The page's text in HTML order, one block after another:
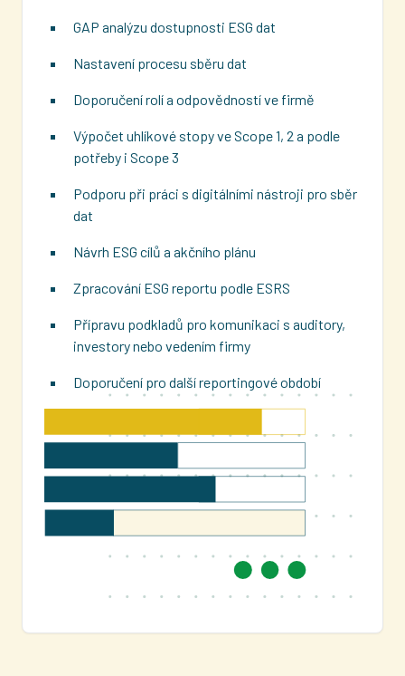
GAP analýzu dostupnosti ESG dat
Nastavení procesu sběru dat
Doporučení rolí a odpovědností ve firmě
Výpočet uhlíkové stopy ve Scope 1, 2 a podle
potřeby i Scope 3
Podporu při práci s digitálními nástroji pro sběr
dat
Návrh ESG cílů a akčního plánu
Zpracování ESG reportu podle ESRS
Přípravu podkladů pro komunikaci s auditory,
investory nebo vedením firmy
Doporučení pro další reportingové období